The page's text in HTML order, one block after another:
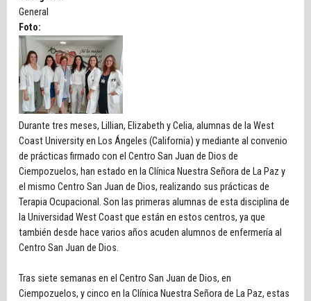
General
Foto:
Durante tres meses, Lillian, Elizabeth y Celia, alumnas de la West
Coast University en Los Ángeles (California) y mediante al convenio
de prácticas firmado con el Centro San Juan de Dios de
Ciempozuelos, han estado en la Clínica Nuestra Señora de La Paz y
el mismo Centro San Juan de Dios, realizando sus prácticas de
Terapia Ocupacional. Son las primeras alumnas de esta disciplina de
la Universidad West Coast que están en estos centros, ya que
también desde hace varios años acuden alumnos de enfermería al
Centro San Juan de Dios.
Tras siete semanas en el Centro San Juan de Dios, en
Ciempozuelos, y cinco en la Clínica Nuestra Señora de La Paz, estas